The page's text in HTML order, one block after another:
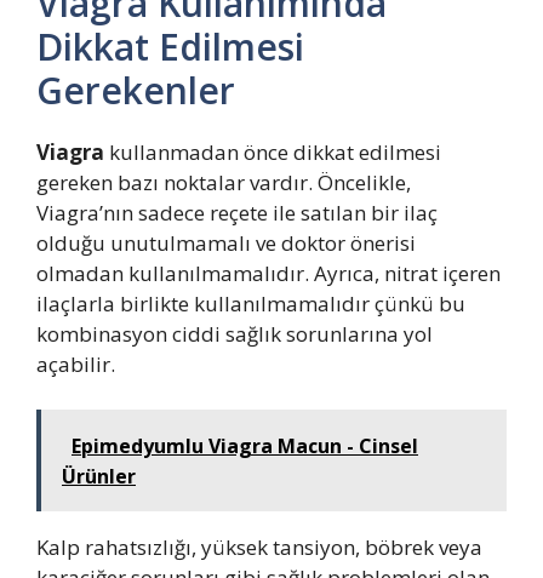
Dikkat Edilmesi
Gerekenler
Viagra kullanmadan önce dikkat edilmesi
gereken bazı noktalar vardır. Öncelikle,
Viagra’nın sadece reçete ile satılan bir ilaç
olduğu unutulmamalı ve doktor önerisi
olmadan kullanılmamalıdır. Ayrıca, nitrat içeren
ilaçlarla birlikte kullanılmamalıdır çünkü bu
kombinasyon ciddi sağlık sorunlarına yol
açabilir.
Epimedyumlu Viagra Macun - Cinsel
Ürünler
Kalp rahatsızlığı, yüksek tansiyon, böbrek veya